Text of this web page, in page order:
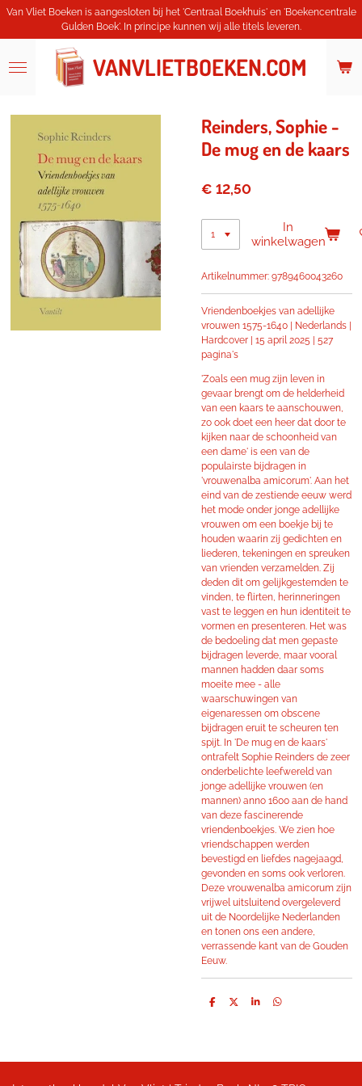
Ga
hoofdinhoud
VANVLIETBOEKEN.COM
Van Vliet Boeken is aangesloten bij het 'Centraal Boekhuis' en 'Boekencentrale
Gulden Boek'. In principe kunnen wij alle titels leveren.
Reinders, Sophie -
De mug en de kaars
€ 12,50
In
winkelwagen
Artikelnummer: 9789460043260
Vriendenboekjes van adellijke
vrouwen 1575-1640 | Nederlands |
Hardcover | 15 april 2025 | 527
pagina's
'Zoals een mug zijn leven in
gevaar brengt om de helderheid
van een kaars te aanschouwen,
zo ook doet een heer dat door te
kijken naar de schoonheid van
een dame' is een van de
populairste bijdragen in
'vrouwenalba amicorum'. Aan het
eind van de zestiende eeuw werd
het mode onder jonge adellijke
vrouwen om een boekje bij te
houden waarin zij gedichten en
liederen, tekeningen en spreuken
van vrienden verzamelden. Zij
deden dit om gelijkgestemden te
vinden, te flirten, herinneringen
vast te leggen en hun identiteit te
vormen en presenteren. Het was
de bedoeling dat men gepaste
bijdragen leverde, maar vooral
mannen hadden daar soms
moeite mee - alle
waarschuwingen van
eigenaressen om obscene
bijdragen eruit te scheuren ten
spijt. In 'De mug en de kaars'
ontrafelt Sophie Reinders de zeer
onderbelichte leefwereld van
jonge adellijke vrouwen (en
mannen) anno 1600 aan de hand
van deze fascinerende
vriendenboekjes. We zien hoe
vriendschappen werden
bevestigd en liefdes nagejaagd,
gevonden en soms ook verloren.
Deze vrouwenalba amicorum zijn
vrijwel uitsluitend overgeleverd
uit de Noordelijke Nederlanden
en tonen ons een andere,
verrassende kant van de Gouden
Eeuw.
D
D
S
D